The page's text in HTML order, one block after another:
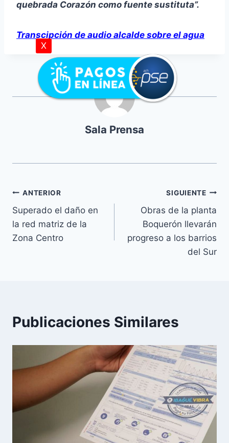
quebrada Corazón como fuente sustituta”.
Transcipción de audio alcalde sobre el agua
Sala Prensa
ANTERIOR
Superado el daño en
la red matriz de la
Zona Centro
SIGUIENTE
Obras de la planta
Boquerón llevarán
progreso a los barrios
del Sur
Publicaciones Similares
X